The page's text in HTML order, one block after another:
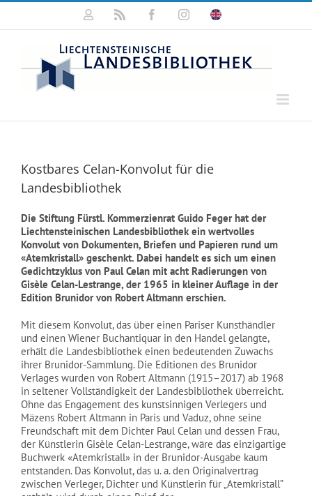
Zum
springen
Mein
FacebookInstagram
Click
Kostbares Celan-Konvolut für die
Landesbibliothek
Die Stiftung Fürstl. Kommerzienrat Guido Feger hat der
Liechtensteinischen Landesbibliothek ein wertvolles
Konvolut von Dokumenten, Briefen und Papieren rund um
«Atemkristall» geschenkt. Dabei handelt es sich um einen
Gedichtzyklus von Paul Celan mit acht Radierungen von
Gisèle Celan-Lestrange, der 1965 in kleiner Auflage in der
Edition Brunidor von Robert Altmann erschien.
Mit diesem Konvolut, das über einen Pariser Kunsthändler
und einen Wiener Buchantiquar in den Handel gelangte,
erhält die Landesbibliothek einen bedeutenden Zuwachs
ihrer Brunidor-Sammlung. Die Editionen des Brunidor
Verlages wurden von Robert Altmann (1915–2017) ab 1968
in seltener Vollständigkeit der Landesbibliothek überreicht.
Ohne das Engagement des kunstsinnigen Verlegers und
Mäzens Robert Altmann in Paris und Vaduz, ohne seine
Freundschaft mit dem Dichter Paul Celan und dessen Frau,
der Künstlerin Gisèle Celan-Lestrange, wäre das einzigartige
Buchwerk «Atemkristall» in der Brunidor-Ausgabe kaum
entstanden. Das Konvolut, das u. a. den Originalvertrag
zwischen Verleger, Dichter und Künstlerin für „Atemkristall”